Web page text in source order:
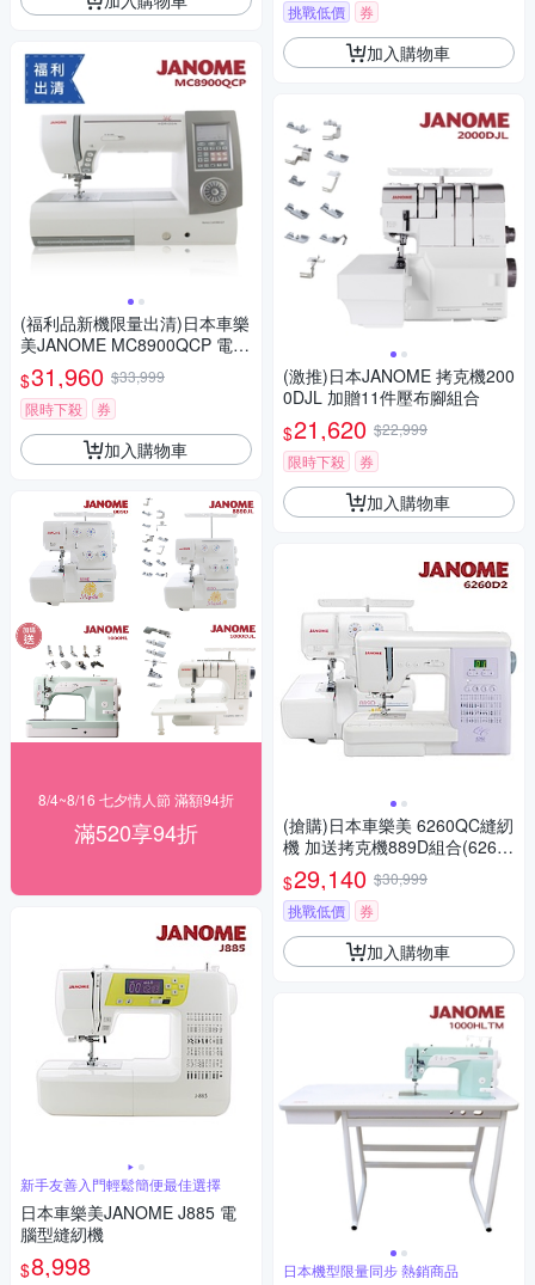
(福利品新機限量出清)日本車樂
美JANOME MC8900QCP 電腦
型縫紉機
$31,960 $33,999
限時下殺
券
加入購物車
8/4~8/16 七夕情人節 滿額94折
滿520享94折
新手友善入門輕鬆簡便最佳選擇
日本車樂美JANOME J885 電
腦型縫紉機
$8,998
挑戰低價 券
加入購物車
(激推)日本JANOME 拷克機200
0DJL 加贈11件壓布腳組合
$21,620 $22,999
限時下殺
券
加入購物車
(搶購)日本車樂美 6260QC縫紉
機 加送拷克機889D組合(6260
D2)
$29,140 $30,999
挑戰低價
券
加入購物車
日本機型限量同步 熱銷商品